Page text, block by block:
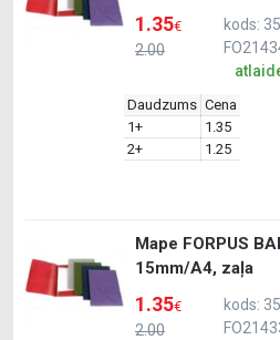
2.00
1.35€
kods:
Daudzums Cena
1+
1.35
2+
1.25
Mape FORPUS
15mm/A4, zaļa
2.00
1.35€
kods: